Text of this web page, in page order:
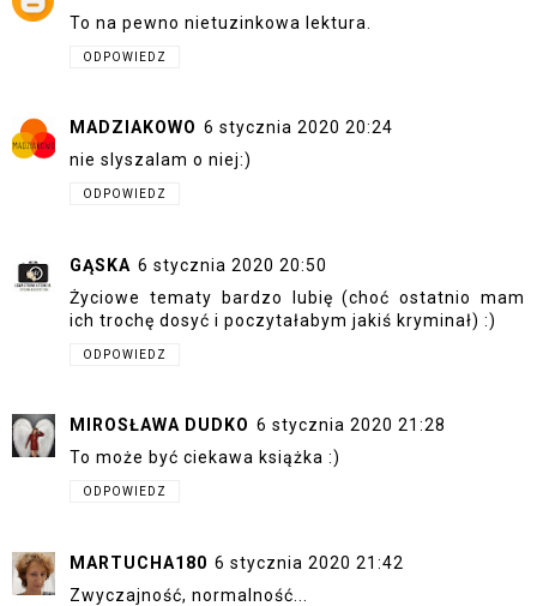
To na pewno nietuzinkowa lektura.
ODPOWIEDZ
MADZIAKOWO 6 stycznia 2020 20:24
nie slyszalam o niej:)
ODPOWIEDZ
GĄSKA 6 stycznia 2020 20:50
Życiowe tematy bardzo lubię (choć ostatnio mam
ich trochę dosyć i poczytałabym jakiś kryminał) :)
ODPOWIEDZ
MIROSŁAWA DUDKO 6 stycznia 2020 21:28
To może być ciekawa książka :)
ODPOWIEDZ
MARTUCHA180 6 stycznia 2020 21:42
Zwyczajność, normalność...